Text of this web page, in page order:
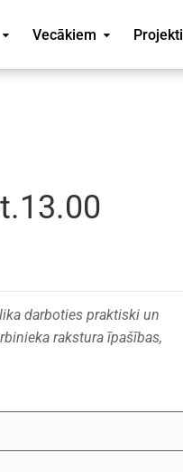
Vecākiem Projekti
darboties praktiski un
rakstura īpašības,